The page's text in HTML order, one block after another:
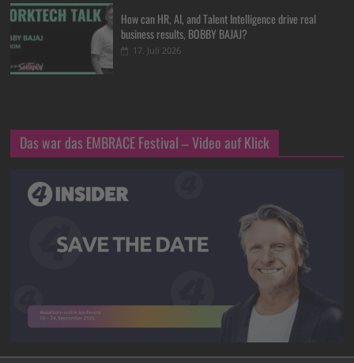
How can HR, AI, and Talent Intelligence drive real
business results, BOBBY BAJAJ?
17. Juli 2026
Das war das EMBRACE Festival – Video auf Klick